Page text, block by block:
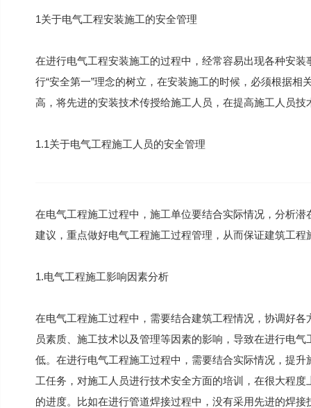
1关于电气工程安装施工的安全管理
在进行电气工程安装施工的过程中，经常容易出现各种安
行“安全第一”理念的树立，在安装施工的时候，必须根据
高，将先进的安装技术传授给施工人员，在提高施工人员
1.1关于电气工程施工人员的安全管理
在电气工程施工过程中，施工单位要结合实际情况，分析
建议，重点做好电气工程施工过程管理，从而保证建筑工程
1.电气工程施工影响因素分析
在电气工程施工过程中，需要结合建筑工程情况，协调好
员素质、施工技术以及管理等因素的影响，导致在进行电
低。在进行电气工程施工过程中，需要结合实际情况，提
工任务，对施工人员进行技术安全方面的培训，在很大程
的进度。比如在进行管道焊接过程中，没有采用先进的焊